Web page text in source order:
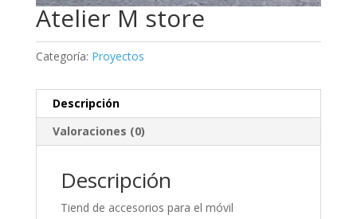
Atelier M store
Categoría: Proyectos
Descripción
Valoraciones (0)
Descripción
Tiend de accesorios para el móvil